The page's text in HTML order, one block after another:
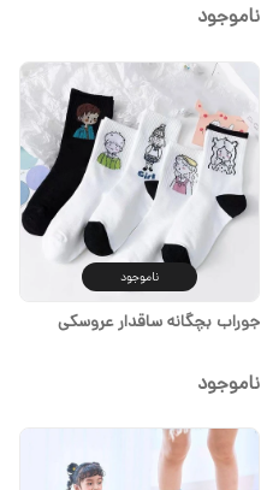
ناموجود
ناموجود
جوراب بچگانه ساقدار عروسکی
ناموجود